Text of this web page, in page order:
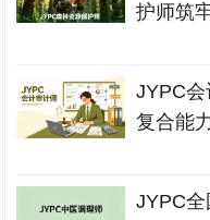
护师筑
JYPC
复合能
JYPC